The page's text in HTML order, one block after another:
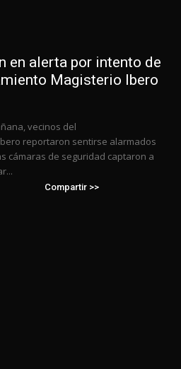
en alerta por intento de
Magisterio Ibero
vecinos del
reportaron sentirse alarmados
cámaras de seguridad captaron a
Compartir >>